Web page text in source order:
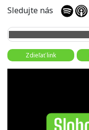
Sledujte nás
Zdieľať link